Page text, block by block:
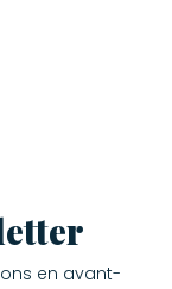
en avant-